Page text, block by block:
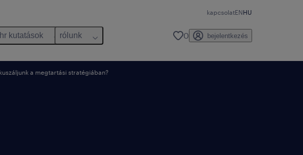
kapcsolatENHU
hr kutatások rólunk 0 bejelentkezés
a megtartási stratégiában?